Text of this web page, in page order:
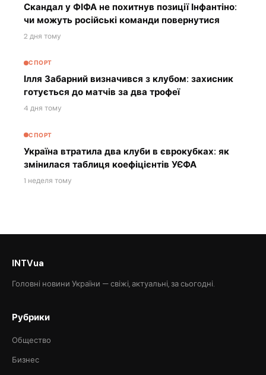
Скандал у ФІФА не похитнув позиції Інфантіно:
чи можуть російські команди повернутися
2 дня тому
СПОРТ
Ілля Забарний визначився з клубом: захисник
готується до матчів за два трофеї
4 дня тому
СПОРТ
Україна втратила два клуби в єврокубках: як
змінилася таблиця коефіцієнтів УЄФА
1 неделя тому
INTVua
Головні новини України — свіжі, актуальні, за сьогодні.
Рубрики
Общество
Бизнес